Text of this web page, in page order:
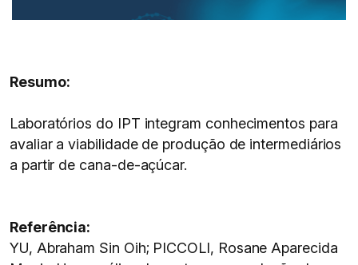
Resumo:
Laboratórios do IPT integram conhecimentos para
avaliar a viabilidade de produção de intermediários
a partir de cana-de-açúcar.
Referência:
YU, Abraham Sin Oih; PICCOLI, Rosane Aparecida